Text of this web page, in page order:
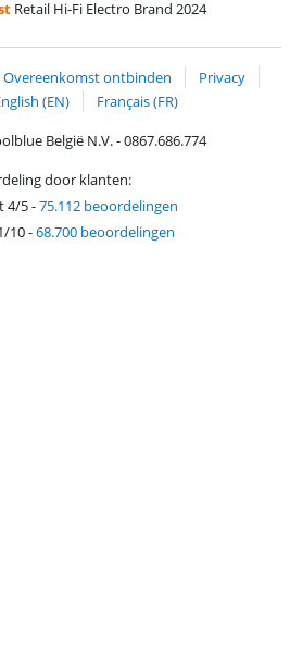
Retail Hi-Fi Electro Brand 2024
Overeenkomst ontbinden
Privacy
(EN)
Français (FR)
België N.V. - 0867.686.774
door klanten:
4/5-75.112 beoordelingen
10-68.700 beoordelingen